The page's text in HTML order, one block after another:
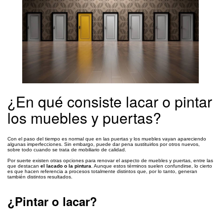
¿En qué consiste lacar o pintar
los muebles y puertas?
Con el paso del tiempo es normal que en las puertas y los muebles vayan apareciendo
algunas imperfecciones. Sin embargo, puede dar pena sustituirlos por otros nuevos,
sobre todo cuando se trata de mobiliario de calidad.
Por suerte existen otras opciones para renovar el aspecto de muebles y puertas, entre las
que destacan el lacado o la pintura . Aunque estos términos suelen confundirse, lo cierto
es que hacen referencia a procesos totalmente distintos que, por lo tanto, generan
también distintos resultados.
¿Pintar o lacar?